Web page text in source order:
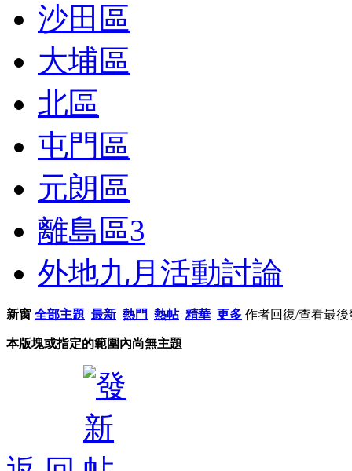
沙田區
大埔區
北區
屯門區
元朗區
離島區3
外地九月活動討論
新窗 全部主題 最新 熱門 熱帖 精華 更多 作者回復/查看最後
本版塊或指定的範圍內尚無主題